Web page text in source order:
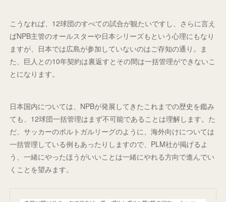
こうなれば、12球団のすべての試合が観たいですし、さらに言え
ばNPB主管のオールスターや日本シリーズもという心理にもなり
ますが、日本では広島が参加していないのはご存知の通り。ま
た、巨人との10年契約は裏返すとその間は一括管理ができないこ
とになります。
日本国内については、NPBが発展してきたこれまでの歴史を鑑み
ても、12球団一括管理はまず不可能であることは理解します。た
だ、サッカーのポルトガルリーグのように、海外向けについては
一括管理している例もあったりしますので、PLM社が掲げるよ
う、一緒にやったほうがいいことは一緒にやれる方向で進んでい
くことを望みます。